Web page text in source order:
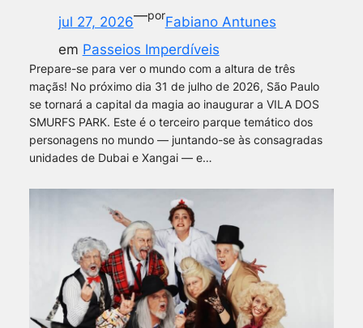
jul 27, 2026—porFabiano Antunes
em Passeios Imperdíveis
Prepare-se para ver o mundo com a altura de três
maçãs! No próximo dia 31 de julho de 2026, São Paulo
se tornará a capital da magia ao inaugurar a VILA DOS
SMURFS PARK. Este é o terceiro parque temático dos
personagens no mundo — juntando-se às consagradas
unidades de Dubai e Xangai — e…